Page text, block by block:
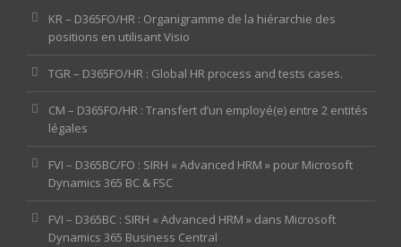
KR – D365FO/HR : Organigramme de la hiérarchie des
positions en utilisant Visio
TGR – D365FO/HR : Global HR process and tests cases.
CM – D365FO/HR : Transfert d’un employé(e) entre 2 entités
légales
FVI – D365BC/FO : SIRH « Advanced HRM » pour Microsoft
Dynamics 365 BC & FSC
FVI – D365BC : SIRH « Advanced HRM » dans Microsoft
Dynamics 365 Business Central